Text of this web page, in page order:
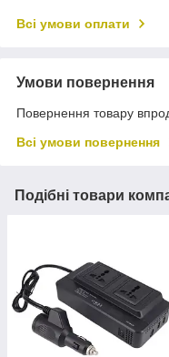
Всі умови оплати
Умови повернення
Повернення товару
Всі умови повернення
Подібні товари